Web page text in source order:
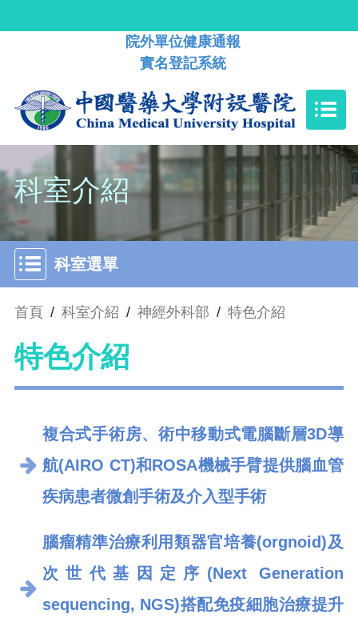
院外單位健康通報
實名登記系統
科室介紹
科室選單
首頁 / 科室介紹 / 神經外科部 / 特色介紹
特色介紹
複合式手術房、術中移動式電腦斷層3D導
航(AIRO CT)和ROSA機械手臂提供腦血管
疾病患者微創手術及介入型手術
腦瘤精準治療利用類器官培養(orgnoid)及
次世代基因定序(Next Generation
sequencing, NGS)搭配免疫細胞治療提升